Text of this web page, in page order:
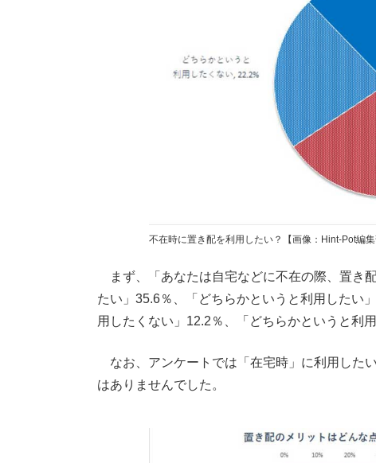
不在時に置き配を利用したい？【画像：Hint-Pot編集
まず、「あなたは自宅などに不在の際、置き
たい」35.6％、「どちらかというと利用したい
用したくない」12.2％、「どちらかというと利
なお、アンケートでは「在宅時」に利用した
はありませんでした。